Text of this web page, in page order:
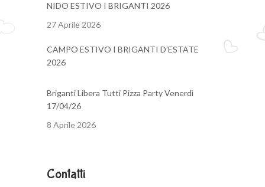
NIDO ESTIVO I BRIGANTI 2026
27 Aprile 2026
CAMPO ESTIVO I BRIGANTI D’ESTATE
2026
Briganti Libera Tutti Pizza Party Venerdì
17/04/26
8 Aprile 2026
Contatti